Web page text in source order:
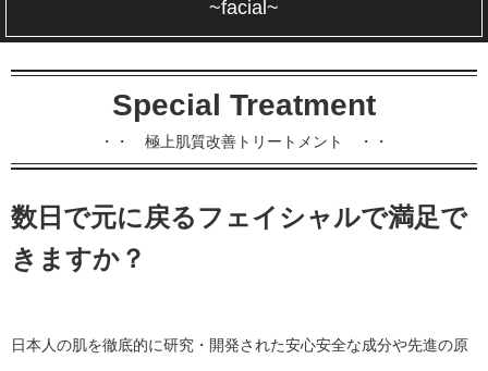
~facial~
Special Treatment
・・ 極上肌質改善トリートメント ・・
数日で元に戻るフェイシャルで満足で
きますか？
日本人の肌を徹底的に研究・開発された安心安全な成分や先進の原